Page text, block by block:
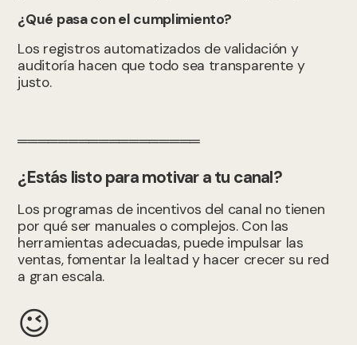
¿Qué pasa con el cumplimiento?
Los registros automatizados de validación y
auditoría hacen que todo sea transparente y
justo.
══════════════════
¿Estás listo para motivar a tu canal?
Los programas de incentivos del canal no tienen
por qué ser manuales o complejos. Con las
herramientas adecuadas, puede impulsar las
ventas, fomentar la lealtad y hacer crecer su red
a gran escala.
😉